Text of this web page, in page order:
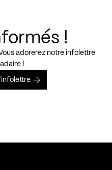
!
adorerez notre infolettre
!